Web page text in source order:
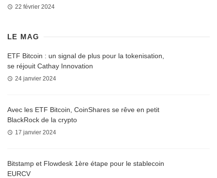
22 février 2024
LE MAG
ETF Bitcoin : un signal de plus pour la tokenisation,
se réjouit Cathay Innovation
24 janvier 2024
Avec les ETF Bitcoin, CoinShares se rêve en petit
BlackRock de la crypto
17 janvier 2024
Bitstamp et Flowdesk 1ère étape pour le stablecoin
EURCV